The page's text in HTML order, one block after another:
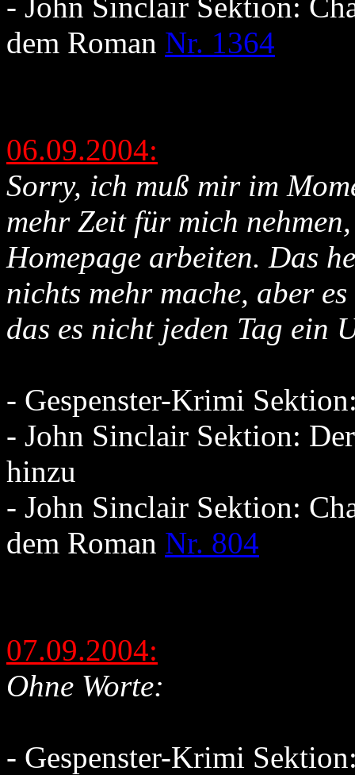
dem Roman Nr. 1364
06.09.2004:
Sorry, ich muß mir im
mehr Zeit für mich
Homepage arbeiten. Das
nichts mehr mache, aber
das es nicht jeden Tag ein
- Gespenster-Krimi
- John Sinclair Sektion:
hinzu
- John Sinclair Sektion:
dem Roman Nr. 804
07.09.2004:
Ohne Worte:
- Gespenster-Krimi